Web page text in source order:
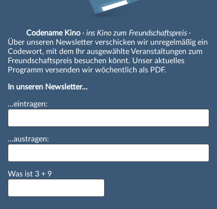
Codename Kino · ins Kino zum Freundschaftspreis ·
Über unseren Newsletter verschicken wir unregelmäßig ein
Codewort, mit dem Ihr ausgewählte Veranstaltungen zum
Freundschaftspreis besuchen könnt. Unser aktuelles
Programm versenden wir wöchentlich als PDF.
In unseren Newsletter...
...eintragen:
...austragen:
Was ist 3 + 9